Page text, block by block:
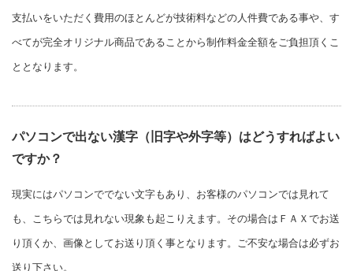
支払いをいただく費用のほとんどが技術料などの人件費である事や、す
べてが完全オリジナル商品であることから制作料金全額をご負担頂くこ
ととなります。
パソコンで出ない漢字（旧字や外字等）はどうすればよい
ですか？
現実にはパソコンででない文字もあり、お客様のパソコンでは見れて
も、こちらでは見れない現象も起こりえます。その場合はＦＡＸでお送
り頂くか、画像としてお送り頂く事となります。ご不安な場合は必ずお
送り下さい。